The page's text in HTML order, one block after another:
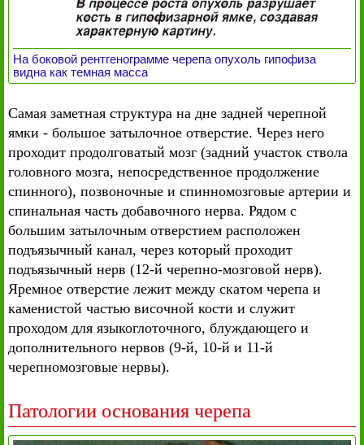
На боковой рентгенограмме черепа опухоль гипофиза
видна как темная масса
Самая заметная структура на дне задней черепной
ямки - большое затылочное отверстие. Через него
проходит продолговатый мозг (задний участок ствола
головного мозга, непосредственное продолжение
спинного), позвоночные и спинномозговые артерии и
спинальная часть добавочного нерва. Рядом с
большим затылочным отверстием расположен
подъязычный канал, через который проходит
подъязычный нерв (12-й черепно-мозговой нерв).
Яремное отверстие лежит между скатом черепа и
каменистой частью височной кости и служит
проходом для языкоглоточного, блуждающего и
дополнительного нервов (9-й, 10-й и 11-й
черепномозговые нервы).
Патологии основания черепа